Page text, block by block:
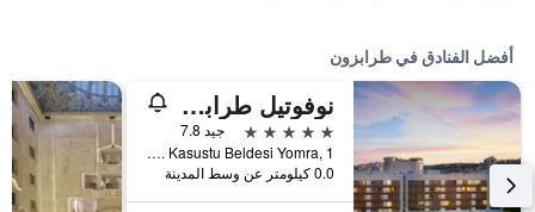
أفضل الفنادق في طرابزون
نوفوتيل طرابزون
5 نجوم
جيد 7.8
Cumhuriyet Mah. Kasustu Beldesi Yomra, 1, طرابزون, تركيا
0.0 كيلومتر عن وسط المدينة